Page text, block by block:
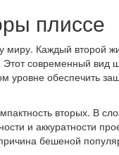
плиссе
миру. Каждый второй
современный вид
обеспечить
вторых. В
и аккуратности
бешеной